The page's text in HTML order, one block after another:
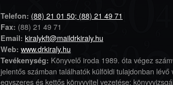
Telefon: (88) 21 01 50; (88) 21 49 71
Fax: (88) 21 49 71
Email: kiralykft@maildrkiraly.hu
Web: www.drkiraly.hu
Tevékenység: Könyvelő iroda 1989. óta végez
jelentős számban találhatók külföldi tulajdonban
egyszeres és kettős könyvvitel vezetése;